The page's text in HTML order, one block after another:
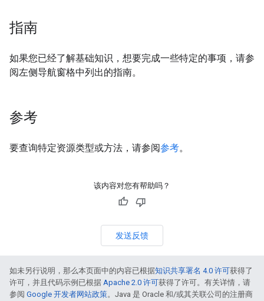
指南
如果您已经了解基础知识，想要完成一些特定的事项，请参
阅左侧导航窗格中列出的指南。
参考
要查询特定资源类型或方法，请参阅参考。
该内容对您有帮助吗？
发送反馈
如未另行说明，那么本页面中的内容已根据知识共享署名 4.0 许可获得了
许可，并且代码示例已根据 Apache 2.0 许可获得了许可。有关详情，请
参阅 Google 开发者网站政策。Java 是 Oracle 和/或其关联公司的注册商